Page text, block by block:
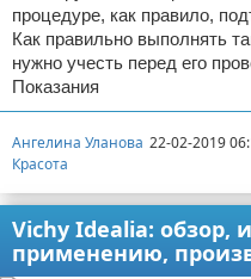
процедуре, как правило,
Как правильно выполнять
нужно учесть перед его
Показания
Ангелина Уланова 22-02-2019
Красота
Vichy Idealia: обзор,
применению,